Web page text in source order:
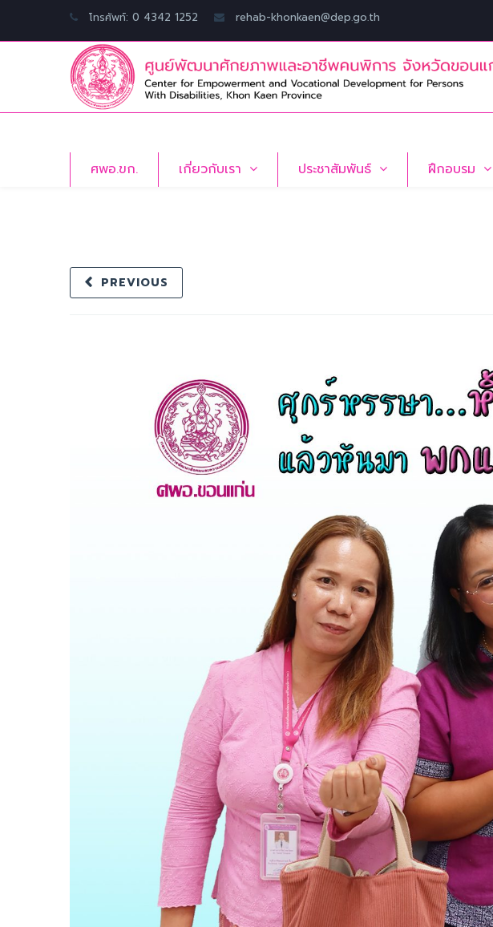
โทรศัพท์: 0 4342 1252 rehab-khonkaen@dep.go.th
ศพอ.ขก. เกี่ยวกับเรา ประชาสัมพันธ์ ฝึกอบรม
PREVIOUS